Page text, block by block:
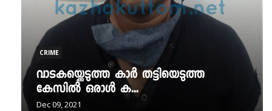
CRIME
വാടകയ്ക്കെടുത്ത കാർ തട്ടിയെടുത്ത
കേസിൽ ഒരാൾ ക...
Dec 09, 2021